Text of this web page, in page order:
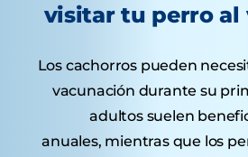
visitar tu perro al
Los cachorros pueden
vacunación durante su
adultos suelen
anuales, mientras que los